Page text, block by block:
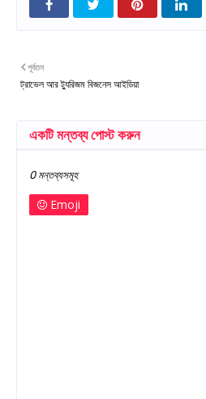
পূর্বতন
ট্রাভেল আর ট্যুরিজম বিজনেস আইডিয়া
একটি মন্তব্য পোস্ট করুন
0 মন্তব্যসমূহ
Emoji